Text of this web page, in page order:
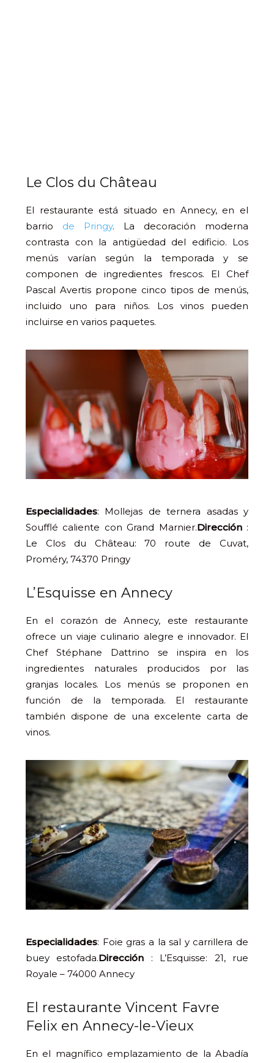
Le Clos du Château
El restaurante está situado en Annecy, en el
barrio de Pringy. La decoración moderna
contrasta con la antigüedad del edificio. Los
menús varían según la temporada y se
componen de ingredientes frescos. El Chef
Pascal Avertis propone cinco tipos de menús,
incluido uno para niños. Los vinos pueden
incluirse en varios paquetes.
Especialidades: Mollejas de ternera asadas y
Soufflé caliente con Grand Marnier.Dirección :
Le Clos du Château: 70 route de Cuvat,
Proméry, 74370 Pringy
L’Esquisse en Annecy
En el corazón de Annecy, este restaurante
ofrece un viaje culinario alegre e innovador. El
Chef Stéphane Dattrino se inspira en los
ingredientes naturales producidos por las
granjas locales. Los menús se proponen en
función de la temporada. El restaurante
también dispone de una excelente carta de
vinos.
Especialidades: Foie gras a la sal y carrillera de
buey estofada.Dirección : L’Esquisse: 21, rue
Royale – 74000 Annecy
El restaurante Vincent Favre
Felix en Annecy-le-Vieux
En el magnífico emplazamiento de la Abadía